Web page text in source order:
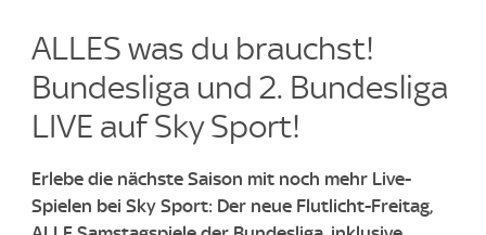
ALLES was du brauchst!
Bundesliga und 2. Bundesliga
LIVE auf Sky Sport!
Erlebe die nächste Saison mit noch mehr Live-
Spielen bei Sky Sport: Der neue Flutlicht-Freitag,